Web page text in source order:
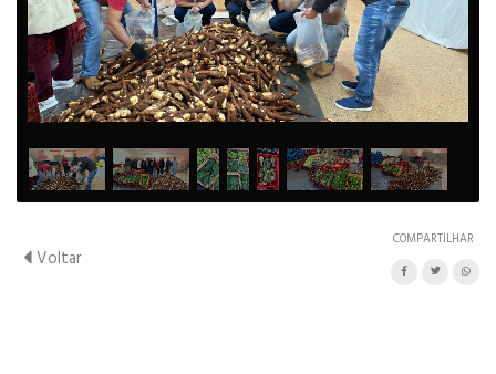
1/7
Voltar
COMPARTILHAR